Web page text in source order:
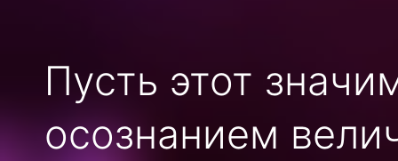
Пусть этот
осознанием